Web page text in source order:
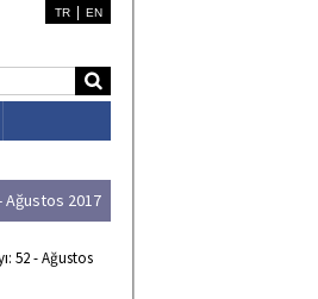
TR EN
Ağustos 2017